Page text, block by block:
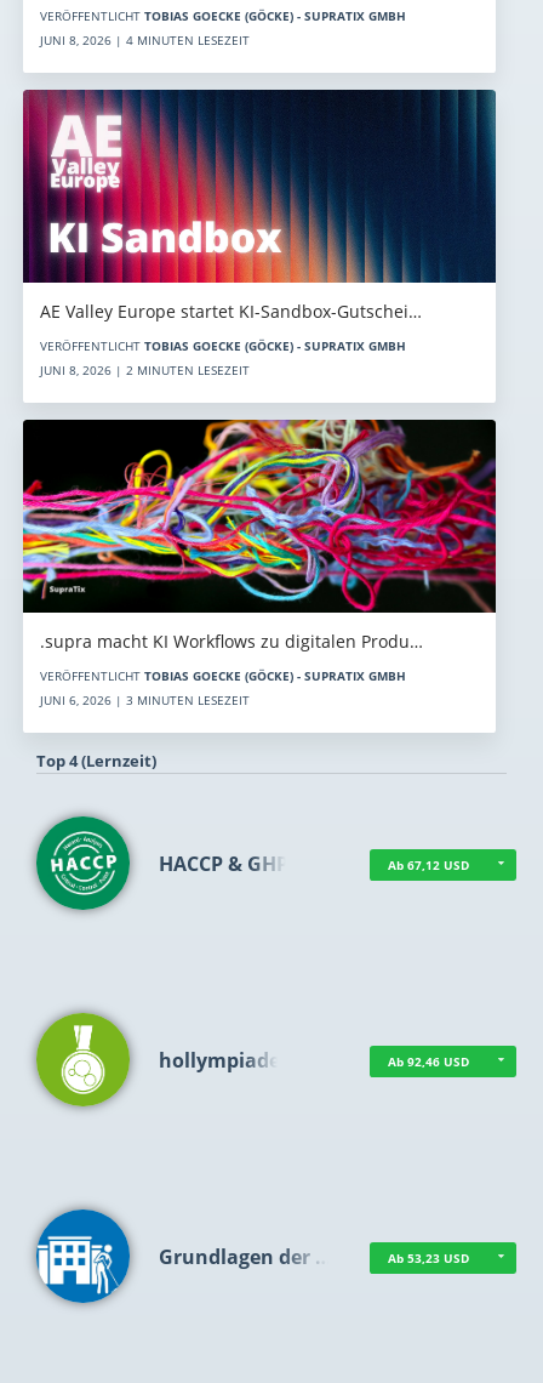
VERÖFFENTLICHT TOBIAS GOECKE (GÖCKE) - SUPRATIX GMBH
JUNI 8, 2026 | 4 MINUTEN LESEZEIT
AE Valley Europe startet KI-Sandbox-Gutschei…
VERÖFFENTLICHT TOBIAS GOECKE (GÖCKE) - SUPRATIX GMBH
JUNI 8, 2026 | 2 MINUTEN LESEZEIT
.supra macht KI Workflows zu digitalen Produ…
VERÖFFENTLICHT TOBIAS GOECKE (GÖCKE) - SUPRATIX GMBH
JUNI 6, 2026 | 3 MINUTEN LESEZEIT
Top 4 (Lernzeit)
HACCP & GHP Ab 67,12 USD
hollympiade Ab 92,46 USD
Grundlagen der … Ab 53,23 USD